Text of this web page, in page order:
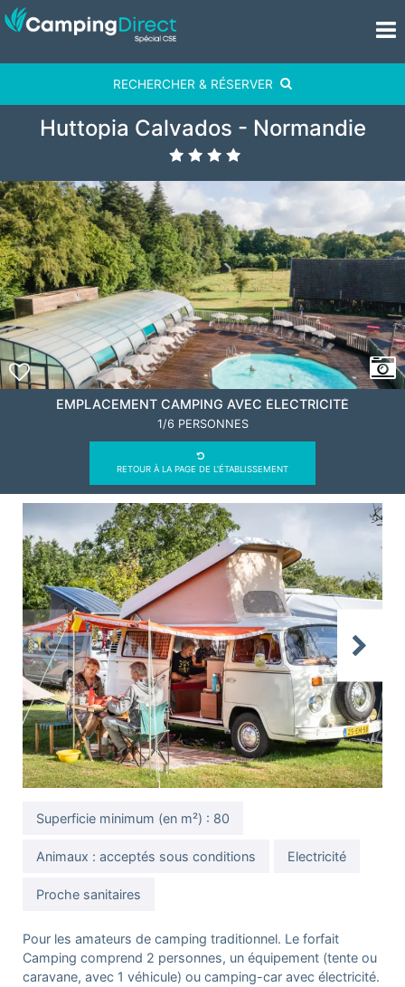
RECHERCHER & RÉSERVER
Huttopia Calvados - Normandie
EMPLACEMENT CAMPING AVEC ÉLECTRICITÉ
1/6 PERSONNES
RETOUR À LA PAGE DE L'ÉTABLISSEMENT
Previous Next
Superficie minimum (en m²) : 80
Animaux : acceptés sous conditions Electricité
Proche sanitaires
Pour les amateurs de camping traditionnel. Le forfait
Camping comprend 2 personnes, un équipement (tente ou
caravane, avec 1 véhicule) ou camping-car avec électricité.